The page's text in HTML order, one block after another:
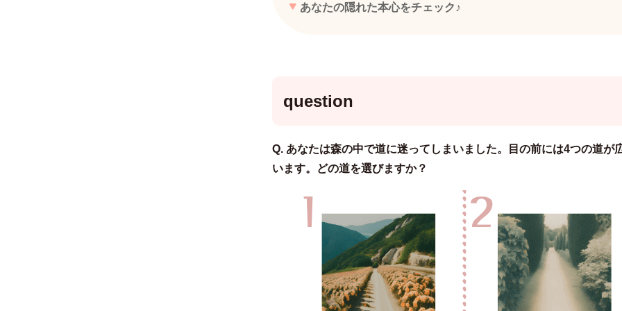
あなたの隠れた本心をチェック♪
question
Q. あなたは森の中で道に迷ってしまいました。目の前には4つの道が
います。どの道を選びますか？